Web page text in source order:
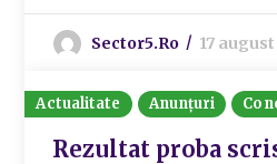
Sector5.ro 17
Actualitate Anunțuri
Rezultat proba